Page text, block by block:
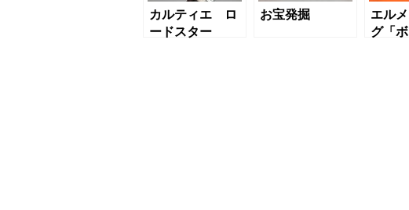
カルティエ ロ
ードスター
お宝発掘
エル
グ「